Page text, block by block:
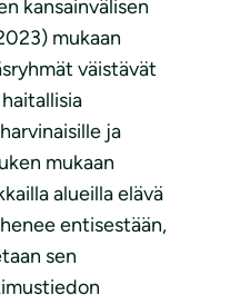
kansainvälisen
mukaan
väistävät
ja
mukaan
alueilla elävä
entisestään,
sen